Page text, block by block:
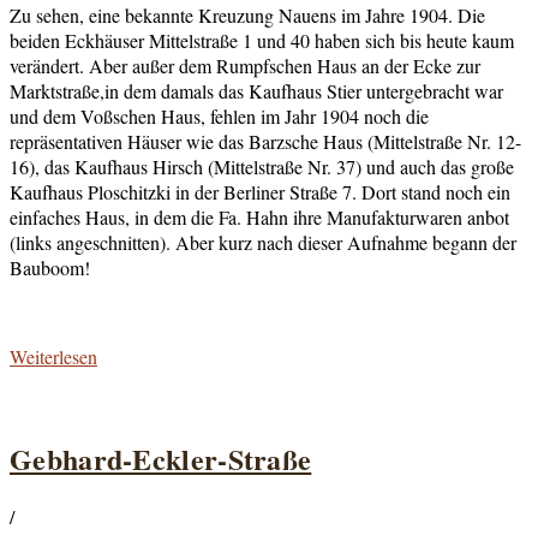
Zu sehen, eine bekannte Kreuzung Nauens im Jahre 1904. Die
beiden Eckhäuser Mittelstraße 1 und 40 haben sich bis heute kaum
verändert. Aber außer dem Rumpfschen Haus an der Ecke zur
Marktstraße,in dem damals das Kaufhaus Stier untergebracht war
und dem Voßschen Haus, fehlen im Jahr 1904 noch die
repräsentativen Häuser wie das Barzsche Haus (Mittelstraße Nr. 12-
16), das Kaufhaus Hirsch (Mittelstraße Nr. 37) und auch das große
Kaufhaus Ploschitzki in der Berliner Straße 7. Dort stand noch ein
einfaches Haus, in dem die Fa. Hahn ihre Manufakturwaren anbot
(links angeschnitten). Aber kurz nach dieser Aufnahme begann der
Bauboom!
Weiterlesen
Gebhard-Eckler-Straße
/